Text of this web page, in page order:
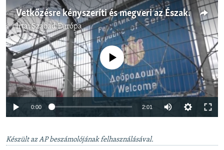
Vetkőzésre kényszeríti és megveri az Észak-Macedónia felől érkező migránsokat a szerb rendőrség
Írta:Szabad Európa
Jelenleg nincs elérhető tartalom
0:00 2:01
Készült az AP beszámolójának felhasználásával.